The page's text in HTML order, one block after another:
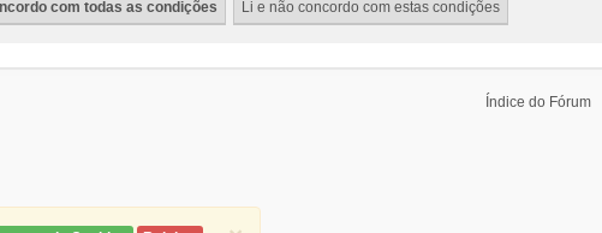
Índice do Fórum